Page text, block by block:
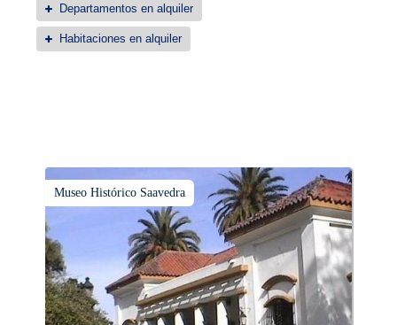
Departamentos en alquiler
Habitaciones en alquiler
Museo Histórico Saavedra